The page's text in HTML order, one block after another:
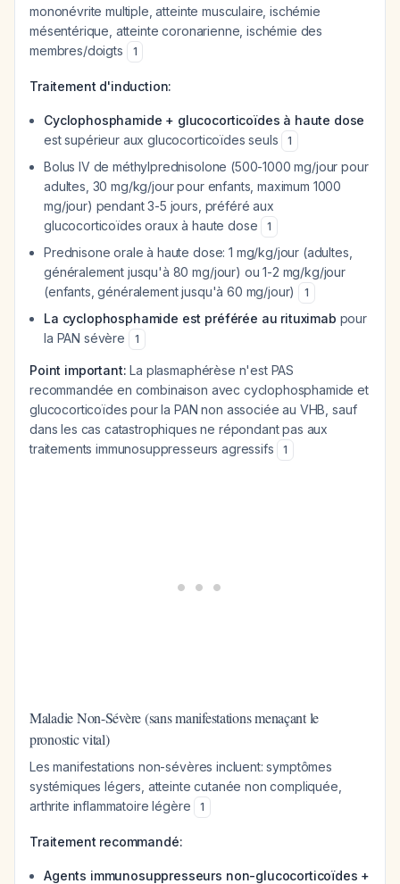
mononévrite multiple, atteinte musculaire, ischémie
mésentérique, atteinte coronarienne, ischémie des
membres/doigts
1
Traitement d'induction:
Cyclophosphamide + glucocorticoïdes à haute dose
est supérieur aux glucocorticoïdes seuls
1
Bolus IV de méthylprednisolone (500-1000 mg/jour pour
adultes, 30 mg/kg/jour pour enfants, maximum 1000
mg/jour) pendant 3-5 jours, préféré aux
glucocorticoïdes oraux à haute dose
1
Prednisone orale à haute dose: 1 mg/kg/jour (adultes,
généralement jusqu'à 80 mg/jour) ou 1-2 mg/kg/jour
(enfants, généralement jusqu'à 60 mg/jour)
1
La cyclophosphamide est préférée au rituximab pour
la PAN sévère
1
Point important: La plasmaphérèse n'est PAS
recommandée en combinaison avec cyclophosphamide et
glucocorticoïdes pour la PAN non associée au VHB, sauf
dans les cas catastrophiques ne répondant pas aux
traitements immunosuppresseurs agressifs
1
Maladie Non-Sévère (sans manifestations menaçant le
pronostic vital)
Les manifestations non-sévères incluent: symptômes
systémiques légers, atteinte cutanée non compliquée,
arthrite inflammatoire légère
1
Traitement recommandé:
Agents immunosuppresseurs non-glucocorticoïdes +